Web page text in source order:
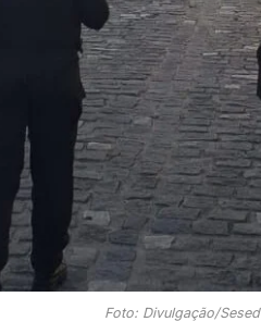
Foto: Divulgação/Sesed